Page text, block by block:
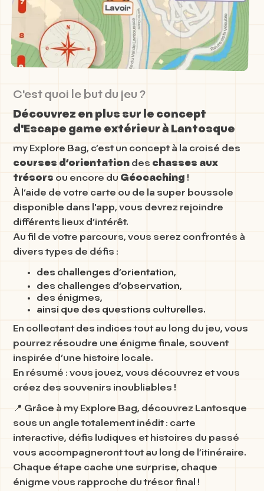
C'est quoi le but du jeu ?
Découvrez en plus sur le concept
d'Escape game extérieur à Lantosque
my Explore Bag, c’est un concept à la croisé des
courses d’orientation des chasses aux
trésors ou encore du Géocaching !
À l’aide de votre carte ou de la super boussole
disponible dans l'app, vous devrez rejoindre
différents lieux d’intérêt.
Au fil de votre parcours, vous serez confrontés à
divers types de défis :
des challenges d’orientation,
des challenges d’observation,
des énigmes,
ainsi que des questions culturelles.
En collectant des indices tout au long du jeu, vous
pourrez résoudre une énigme finale, souvent
inspirée d’une histoire locale.
En résumé : vous jouez, vous découvrez et vous
créez des souvenirs inoubliables !
📍 Grâce à my Explore Bag, découvrez Lantosque
sous un angle totalement inédit : carte
interactive, défis ludiques ethistoires du passé
vous accompagneront tout au long de l’itinéraire.
Chaque étape cache une surprise, chaque
énigme vous rapproche du trésor final !